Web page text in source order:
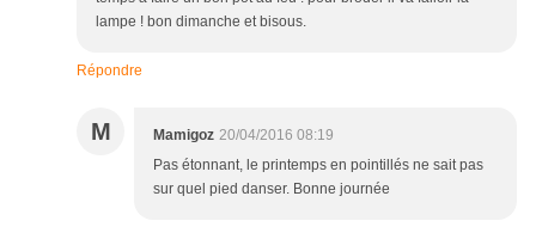
lampe ! bon dimanche et bisous.
Répondre
M Mamigoz 20/04/2016 08:19
Pas étonnant, le printemps en pointillés ne sait pas
sur quel pied danser. Bonne journée